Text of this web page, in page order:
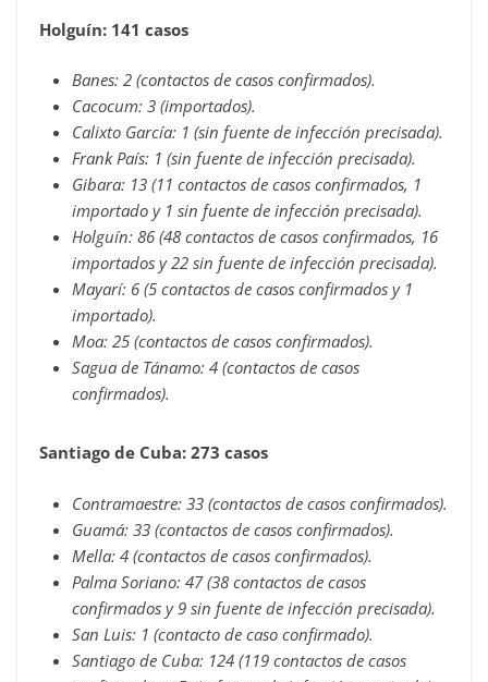
Holguín: 141 casos
Banes: 2 (contactos de casos confirmados).
Cacocum: 3 (importados).
Calixto García: 1 (sin fuente de infección precisada).
Frank País: 1 (sin fuente de infección precisada).
Gibara: 13 (11 contactos de casos confirmados, 1
importado y 1 sin fuente de infección precisada).
Holguín: 86 (48 contactos de casos confirmados, 16
importados y 22 sin fuente de infección precisada).
Mayarí: 6 (5 contactos de casos confirmados y 1
importado).
Moa: 25 (contactos de casos confirmados).
Sagua de Tánamo: 4 (contactos de casos
confirmados).
Santiago de Cuba: 273 casos
Contramaestre: 33 (contactos de casos confirmados).
Guamá: 33 (contactos de casos confirmados).
Mella: 4 (contactos de casos confirmados).
Palma Soriano: 47 (38 contactos de casos
confirmados y 9 sin fuente de infección precisada).
San Luis: 1 (contacto de caso confirmado).
Santiago de Cuba: 124 (119 contactos de casos